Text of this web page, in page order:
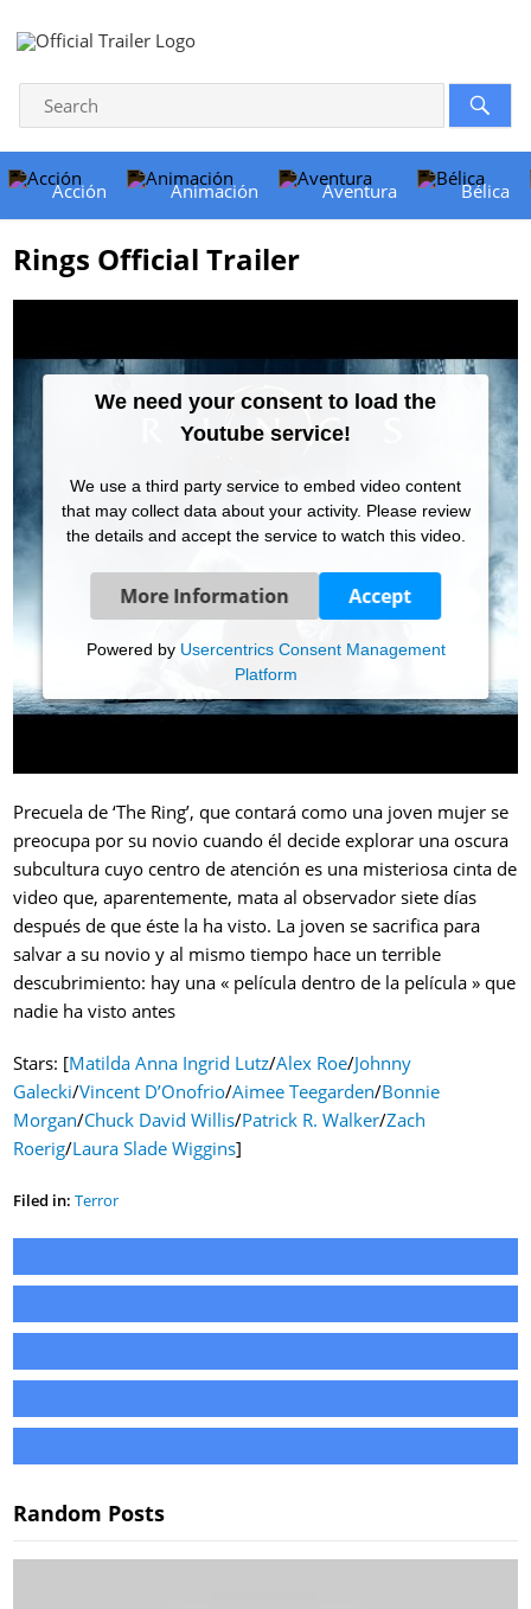
Acción Animación Aventura Bélica
Rings Official Trailer
We need your consent to load the
Youtube service!
We use a third party service to embed video content
that may collect data about your activity. Please review
the details and accept the service to watch this video.
More Information Accept
Powered by Usercentrics Consent Management
Platform
Precuela de ‘The Ring’, que contará como una joven mujer se
preocupa por su novio cuando él decide explorar una oscura
subcultura cuyo centro de atención es una misteriosa cinta de
video que, aparentemente, mata al observador siete días
después de que éste la ha visto. La joven se sacrifica para
salvar a su novio y al mismo tiempo hace un terrible
descubrimiento: hay una « película dentro de la película » que
nadie ha visto antes
Stars: [Matilda Anna Ingrid Lutz/Alex Roe/Johnny
Galecki/Vincent D’Onofrio/Aimee Teegarden/Bonnie
Morgan/Chuck David Willis/Patrick R. Walker/Zach
Roerig/Laura Slade Wiggins]
Filed in: Terror
Random Posts